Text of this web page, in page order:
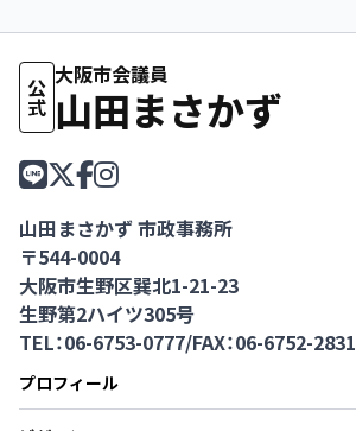
公式
大阪市会議員
山田まさかず
山田まさかず 市政事務所
〒544-0004
大阪市生野区巽北1-21-23
生野第2ハイツ305号
TEL：06-6753-0777/FAX：06-6752-2831
プロフィール